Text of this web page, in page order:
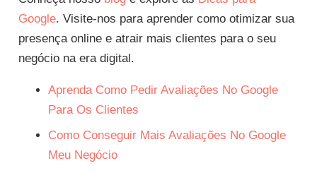
Google. Visite-nos para aprender como otimizar sua
presença online e atrair mais clientes para o seu
negócio na era digital.
Aprenda Como Pedir Avaliações No Google
Para Os Clientes
Como Conseguir Mais Avaliações No Google
Meu Negócio